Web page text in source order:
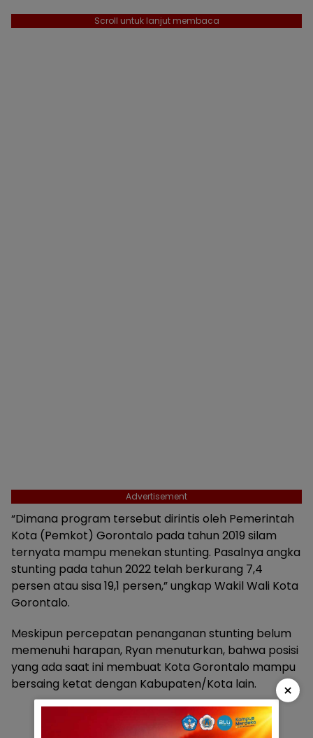
Scroll untuk lanjut membaca
Advertisement
“Dimana program tersebut dirintis oleh Pemerintah
Kota (Pemkot) Gorontalo pada tahun 2019 silam
ternyata mampu menekan stunting. Pasalnya angka
stunting pada tahun 2022 telah berkurang 7,4
persen atau sisa 19,1 persen,” ungkap Wakil Wali Kota
Gorontalo.
Meskipun percepatan penanganan stunting belum
memenuhi harapan, Ryan menuturkan, bahwa posisi
yang ada saat ini membuat Kota Gorontalo mampu
bersaing ketat dengan Kabupaten/Kota lain.
×